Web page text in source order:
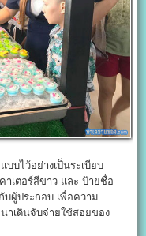
บไว้อย่างเป็นระเบียบ
าเตอร์สีขาว และ ป้ายชื่อ
ผู้ประกอบ เพื่อความ
าเดินจับจ่ายใช้สอยของ